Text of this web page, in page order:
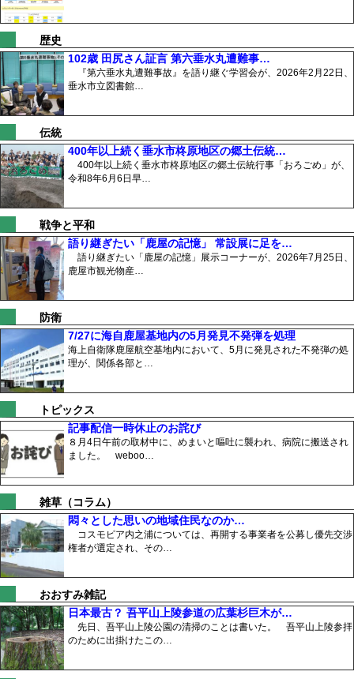
歴史
102歳 田尻さん証言 第六垂水丸遭難事…
『第六垂水丸遭難事故』を語り継ぐ学習会が、2026年2月22日、
垂水市立図書館…
伝統
400年以上続く垂水市柊原地区の郷土伝統…
400年以上続く垂水市柊原地区の郷土伝統行事「おろごめ」が、
令和8年6月6日早…
戦争と平和
語り継ぎたい「鹿屋の記憶」 常設展に足を…
語り継ぎたい「鹿屋の記憶」展示コーナーが、2026年7月25日、
鹿屋市観光物産…
防衛
7/27に海自鹿屋基地内の5月発見不発弾を処理
海上自衛隊鹿屋航空基地内において、5月に発見された不発弾の処
理が、関係各部と…
トピックス
記事配信一時休止のお詫び
８月4日午前の取材中に、めまいと嘔吐に襲われ、病院に搬送され
ました。 weboo…
雑草（コラム）
悶々とした思いの地域住民なのか…
コスモピア内之浦については、再開する事業者を公募し優先交渉
権者が選定され、その…
おおすみ雑記
日本最古？ 吾平山上陵参道の広葉杉巨木が…
先日、吾平山上陵公園の清掃のことは書いた。 吾平山上陵参拝
のために出掛けたこの…